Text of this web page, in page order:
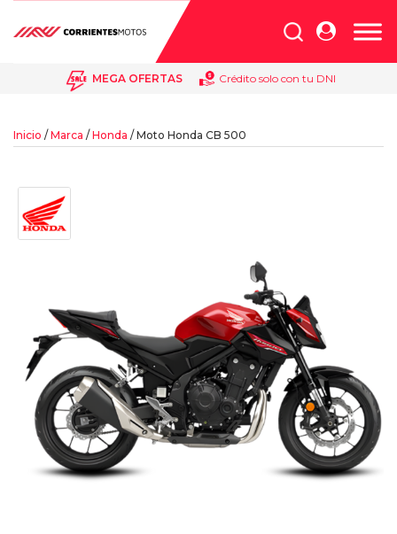
Búsqueda
de
MEGA OFERTAS Crédito solo con tu DNI
Inicio / Marca / Honda / Moto Honda CB 500